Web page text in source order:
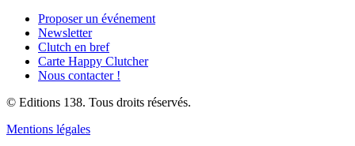
Proposer un événement
Newsletter
Clutch en bref
Carte Happy Clutcher
Nous contacter !
© Editions 138. Tous droits réservés.
Mentions légales